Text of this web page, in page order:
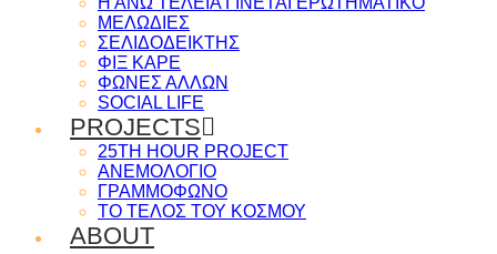
ΜΕΛΩΔΙΕΣ
ΣΕΛΙΔΟΔΕΙΚΤΗΣ
ΦΙΞ ΚΑΡΕ
ΦΩΝΕΣ ΑΛΛΩΝ
SOCIAL LIFE
PROJECTS
25TH HOUR PROJECT
ΑΝΕΜΟΛΟΓΙΟ
ΓΡΑΜΜΟΦΩΝΟ
ΤΟ ΤΕΛΟΣ ΤΟΥ ΚΟΣΜΟΥ
ABOUT